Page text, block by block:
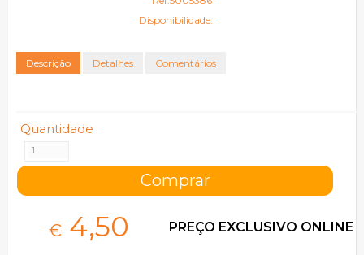
Disponibilidade:
Descrição Detalhes Comentários
Quantidade
€ 4,50 PREÇO EXCLUSIVO ONLINE